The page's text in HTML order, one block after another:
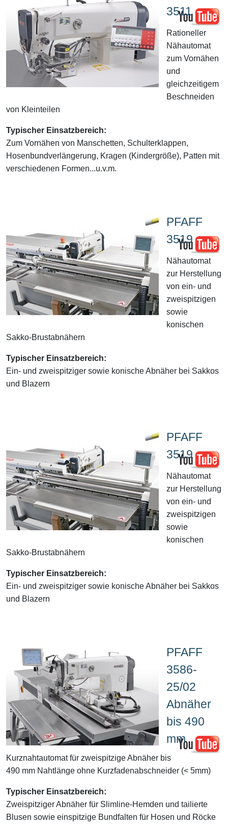
3511
Rationeller
Nähautomat
zum Vornähen
und
gleichzeitigem
Beschneiden
von Kleinteilen
Typischer Einsatzbereich:
Zum Vornähen von Manschetten, Schulterklappen,
Hosenbundverlängerung, Kragen (Kindergröße), Patten mit
verschiedenen Formen...u.v.m.
PFAFF
3519
Nähautomat
zur Herstellung
von ein- und
zweispitzigen
sowie
konischen
Sakko-Brustabnähern
Typischer Einsatzbereich:
Ein- und zweispitziger sowie konische Abnäher bei Sakkos
und Blazern
PFAFF
3519
Nähautomat
zur Herstellung
von ein- und
zweispitzigen
sowie
konischen
Sakko-Brustabnähern
Typischer Einsatzbereich:
Ein- und zweispitziger sowie konische Abnäher bei Sakkos
und Blazern
PFAFF
3586-
25/02
Abnäher
bis 490
mm
Kurznahtautomat für zweispitzige Abnäher bis
490 mm Nahtlänge ohne Kurzfadenabschneider (< 5mm)
Typischer Einsatzbereich:
Zweispitziger Abnäher für Slimline-Hemden und tailierte
Blusen sowie einspitzige Bundfalten für Hosen und Röcke